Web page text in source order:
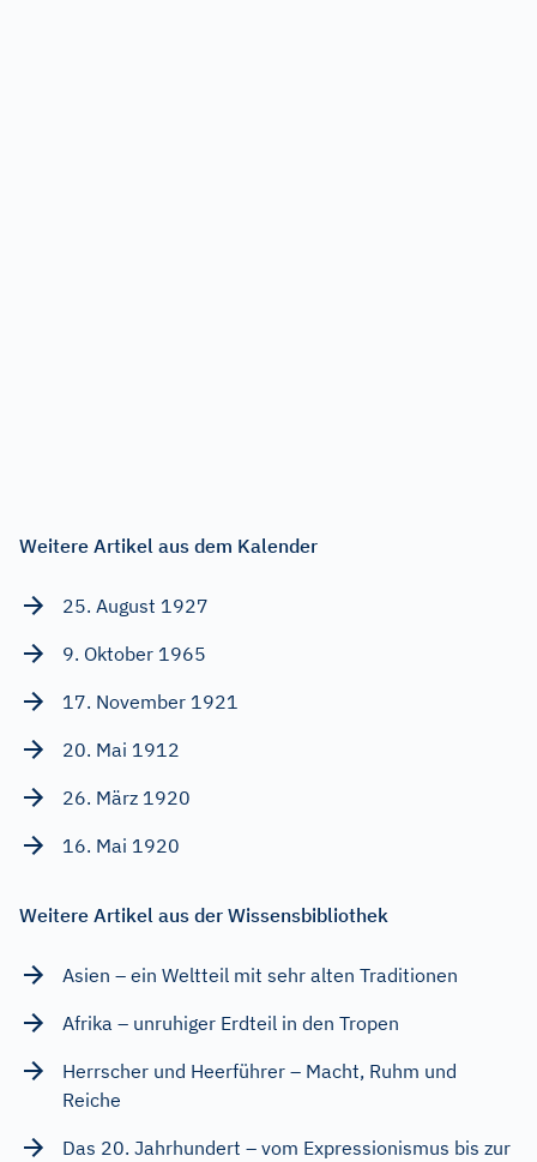
Weitere Artikel aus dem Kalender
25. August 1927
9. Oktober 1965
17. November 1921
20. Mai 1912
26. März 1920
16. Mai 1920
Weitere Artikel aus der Wissensbibliothek
Asien – ein Weltteil mit sehr alten Traditionen
Afrika – unruhiger Erdteil in den Tropen
Herrscher und Heerführer – Macht, Ruhm und
Reiche
Das 20. Jahrhundert – vom Expressionismus bis zur